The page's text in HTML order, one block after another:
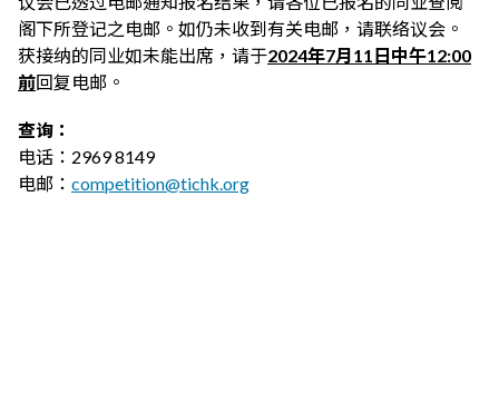
阁下所登记之电邮。如仍未收到有关电邮，请联络议会。
获接纳的同业如未能出席，请于2024年7月11日中午12:00
前回复电邮。
查询：
电话：2969 8149
电邮： competition@tichk.org